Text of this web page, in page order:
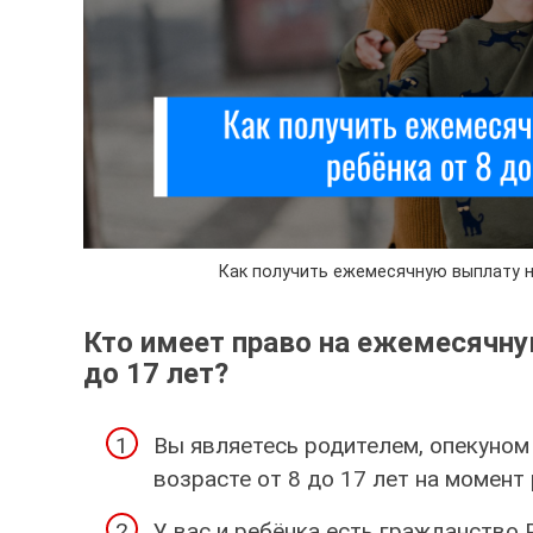
Как получить ежемесячную выплату
Кто имеет право на
до 17 лет?
Вы являетесь родителем,
возрасте от 8 до 17 лет на момент